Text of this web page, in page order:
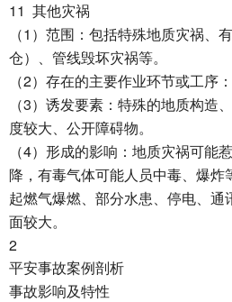
11
其他灾祸
（1 ）范围：包括特殊地质灾祸、
仓）、管线毁坏灾祸等。
（2）存在的主要作业环节或工序
（3）诱发要素：特殊的地质构造
度较大、公开障碍物。
（4）形成的影响：地质灾祸可能
降，有毒气体可能人员中毒、爆炸
起燃气爆燃、部分水患、停电、通
面较大。
2
平安事故案例剖析
事故影响及特性